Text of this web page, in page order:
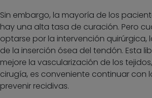
Sin embargo, la mayoría de los
hay una alta tasa de curación. Pero
optarse por la intervención quirúrgica,
de la inserción ósea del tendón. Esta
mejore la vascularización de los
cirugía, es conveniente continuar con
prevenir recidivas.